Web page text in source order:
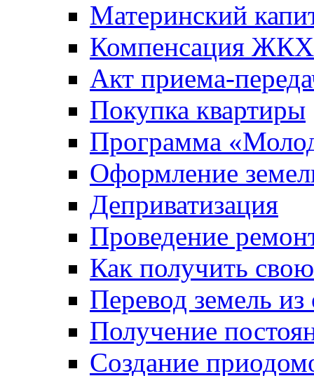
Материнский
Компенсация ЖКХ
Акт приема-
Покупка квартиры
Программа
Оформление
Деприватизация
Проведение
Как получить
Перевод земель
Получение
Создание